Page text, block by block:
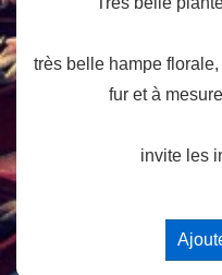
très belle hampe
fur et à
invite les